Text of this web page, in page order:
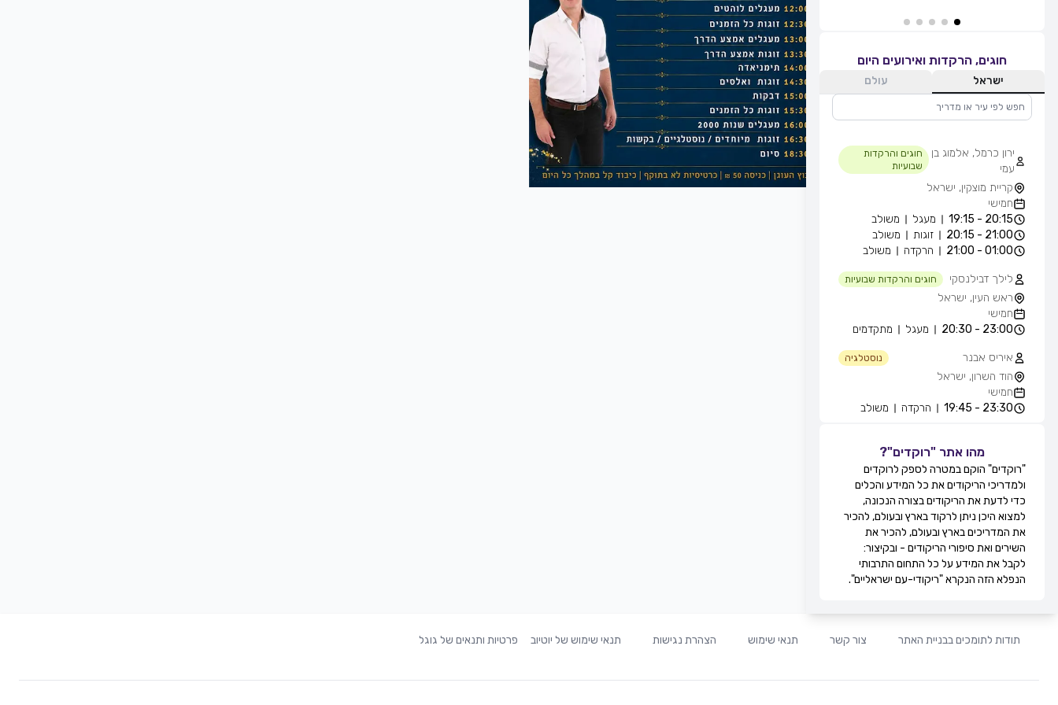
חוגים, הרקדות ואירועים היום
ישראל עולם
ירון כרמל, אלמוג בן
עמי
חוגים והרקדות
שבועיות
קריית מוצקין, ישראל
חמישי
20:15 - 19:15
מעגל
משולב
21:00 - 20:15
זוגות
משולב
01:00 - 21:00
הרקדה משולב
לילך דבילנסקי חוגים והרקדות שבועיות
ראש העין, ישראל
חמישי
23:00 - 20:30
מעגל מתקדמים
איריס אבנר נוסטלגיה
הוד השרון, ישראל
חמישי
23:30 - 19:45
הרקדה משולב
מועדון בריזה -גולדה, חולון, ישראל
חמישי
21:30 - 20:15
מעגל
מתקדמים
22:15 - 21:30
זוגות
מתקדמים
22:45 - 22:15
מעגל
מתקדמים
00:00 - 22:45
זוגות מתקדמים
גדי ביטון חוגים והרקדות שבועיות
20:00 - 20:00
הרקדה
בינוניים
מהו אתר "רוקדים"?
"רוקדים" הוקם במטרה לספק לרוקדים
ולמדריכי הריקודים את כל המידע והכלים
כדי לדעת את הריקודים בצורה הנכונה,
למצוא היכן ניתן לרקוד בארץ ובעולם, להכיר
את המדריכים בארץ ובעולם, להכיר את
השירים ואת סיפורי הריקודים - ובקיצור:
לקבל את המידע על כל התחום התרבותי
הנפלא הזה הנקרא "ריקודי-עם ישראליים".
תודות לתומכים בבניית האתר צור קשר תנאי שימוש הצהרת נגישות תנאי שימוש של יוטיוב פרטיות ותנאים של גוגל